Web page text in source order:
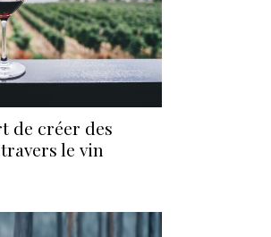
de créer des
le vin